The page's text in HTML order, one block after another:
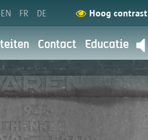
EN FR DE Hoog contrast
Contact Educatie
Contacteer ons